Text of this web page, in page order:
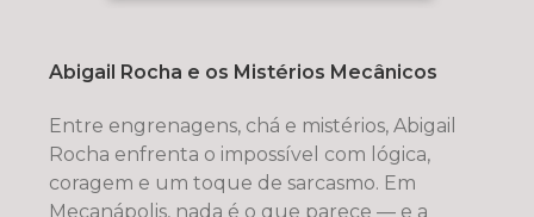
Abigail Rocha e os Mistérios Mecânicos
Entre engrenagens, chá e mistérios, Abigail
Rocha enfrenta o impossível com lógica,
coragem e um toque de sarcasmo. Em
Mecanápolis, nada é o que parece — e a